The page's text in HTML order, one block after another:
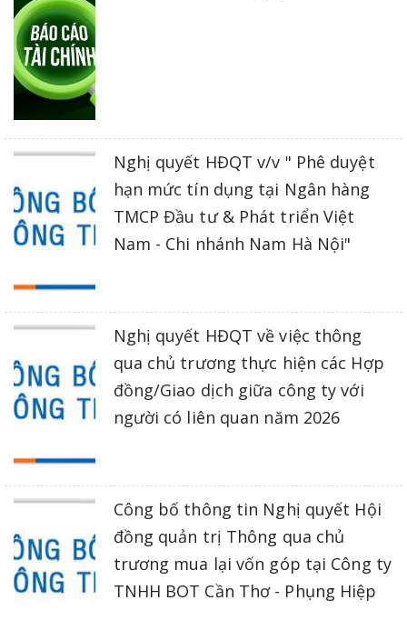
Nghị quyết HĐQT v/v " Phê duyệt
hạn mức tín dụng tại Ngân hàng
TMCP Đầu tư & Phát triển Việt
Nam - Chi nhánh Nam Hà Nội"
Nghị quyết HĐQT về việc thông
qua chủ trương thực hiện các Hợp
đồng/Giao dịch giữa công ty với
người có liên quan năm 2026
Công bố thông tin Nghị quyết Hội
đồng quản trị Thông qua chủ
trương mua lại vốn góp tại Công ty
TNHH BOT Cần Thơ - Phụng Hiệp